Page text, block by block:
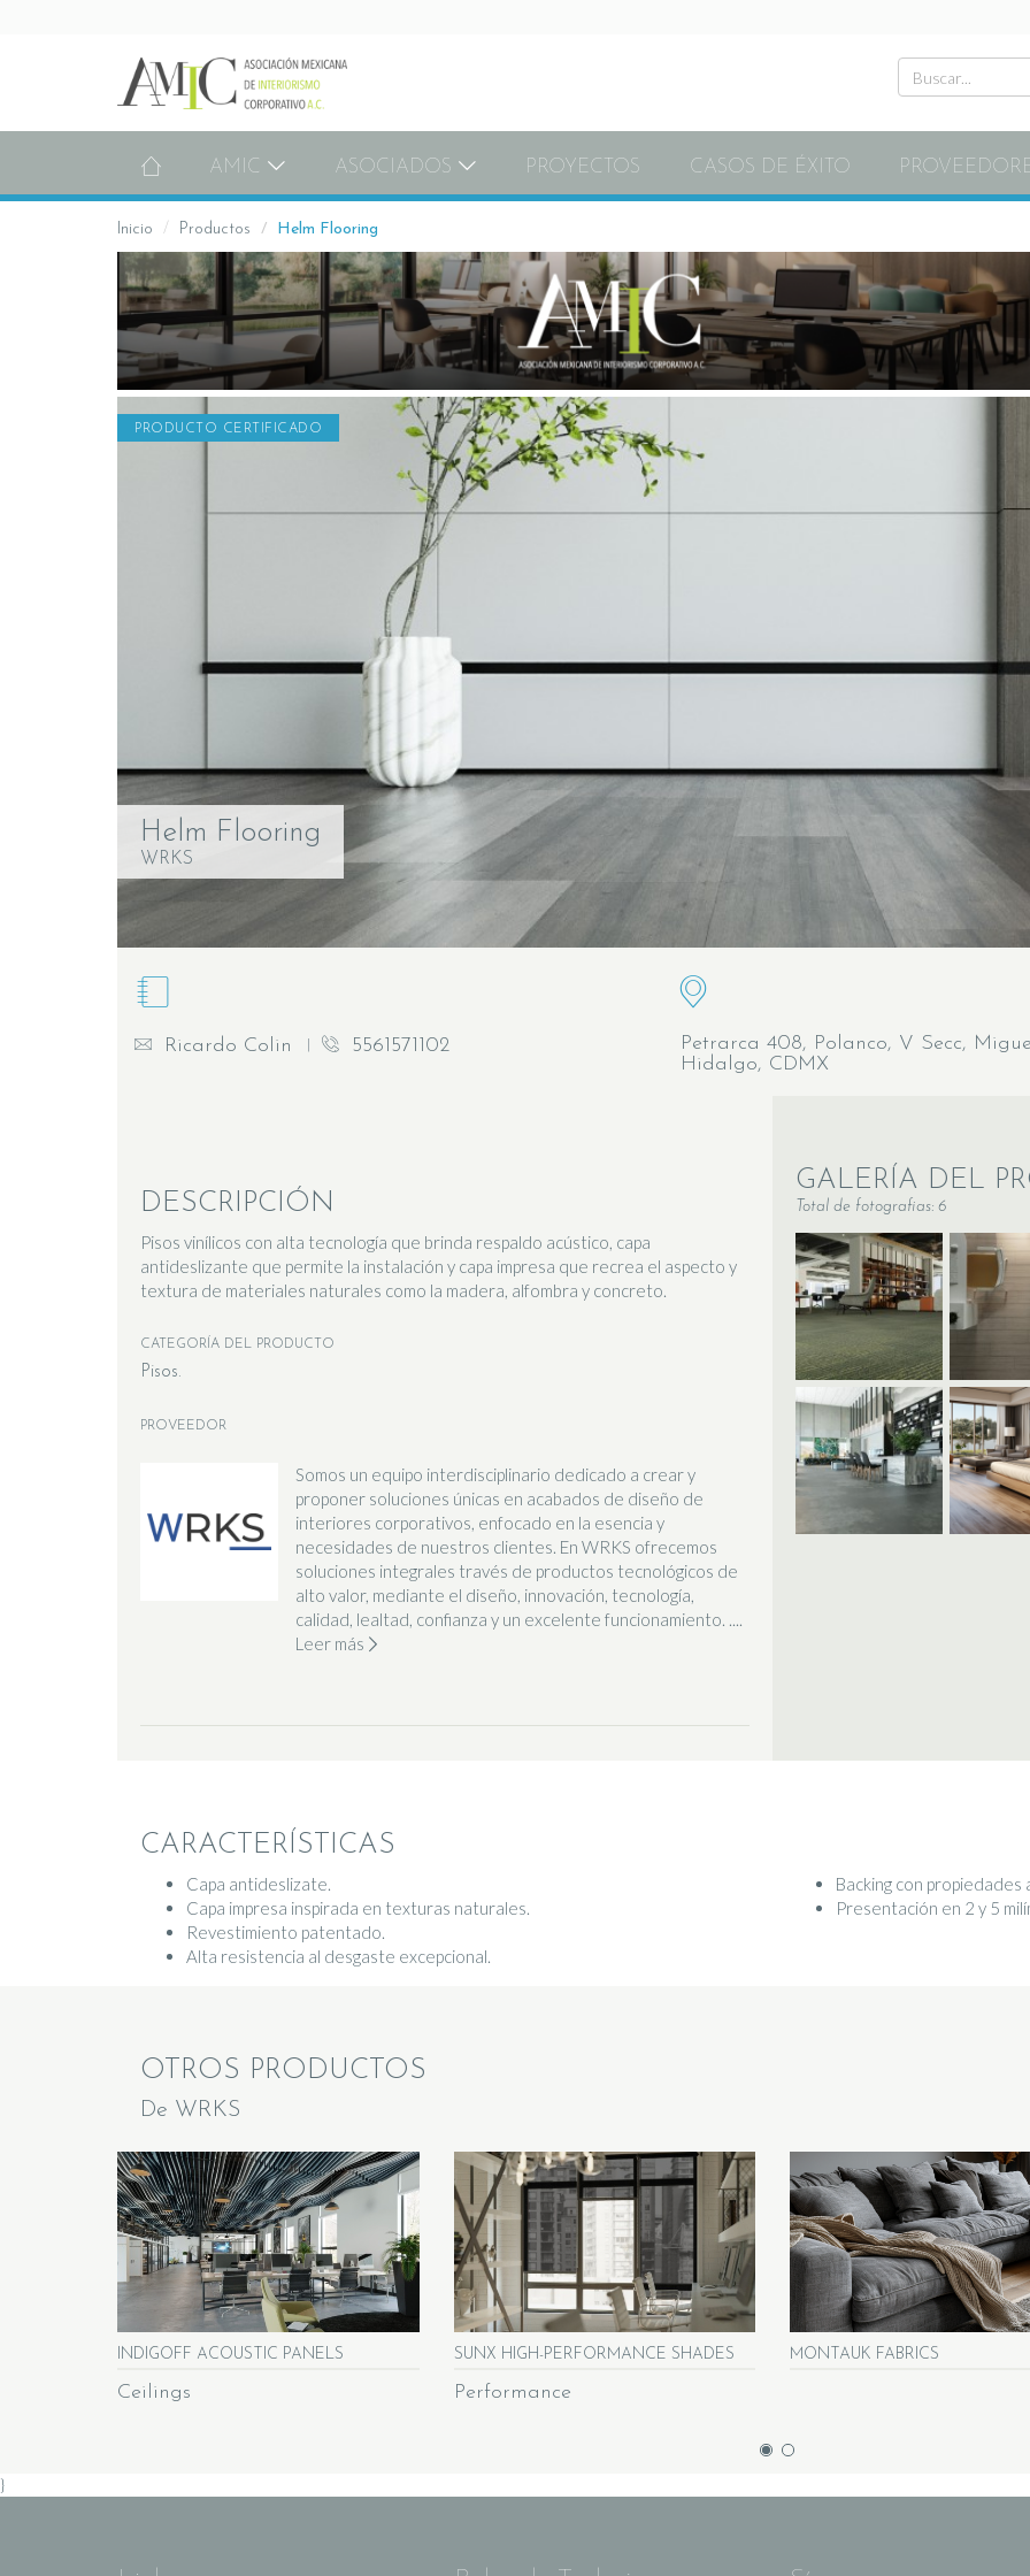
AMIC ASOCIADOS PROYECTOS CASOS DE ÉXITO
Inicio Productos Helm Flooring
PRODUCTO CERTIFICADO
Helm Flooring
WRKS
Ricardo Colin 5561571102
Petrarca 408, Polanco, V Secc, Miguel
Hidalgo, CDMX
DESCRIPCIÓN
Pisos vinílicos con alta tecnología que brinda respaldo acústico, capa
antideslizante que permite la instalación y capa impresa que recrea el aspecto y
textura de materiales naturales como la madera, alfombra y concreto.
CATEGORÍA DEL PRODUCTO
Pisos
PROVEEDOR
Somos un equipo interdisciplinario dedicado a crear y
proponer soluciones únicas en acabados de diseño de
interiores corporativos, enfocado en la esencia y
necesidades de nuestros clientes. En WRKS ofrecemos
soluciones integrales través de productos tecnológicos de
alto valor, mediante el diseño, innovación, tecnología,
calidad, lealtad, confianza y un excelente funcionamiento. ....
Leer más
GALERÍA DEL
Total de fotografias: 6
CARACTERÍSTICAS
Capa antideslizate.
Capa impresa inspirada en texturas naturales.
Revestimiento patentado.
Alta resistencia al desgaste excepcional.
Backing con propiedades
Presentación en 2 y 5
OTROS PRODUCTOS
De WRKS
INDIGOFF ACOUSTIC PANELS
Ceilings
SUNX HIGH-PERFORMANCE SHADES
Performance
MONTAUK FABRICS
}